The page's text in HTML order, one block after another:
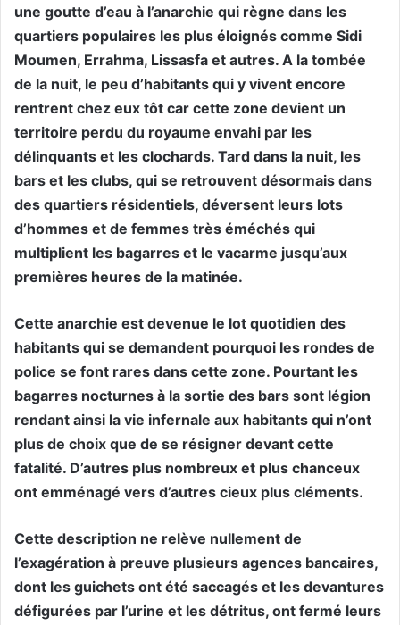
une goutte d’eau à l’anarchie qui règne dans les
quartiers populaires les plus éloignés comme Sidi
Moumen, Errahma, Lissasfa et autres. A la tombée
de la nuit, le peu d’habitants qui y vivent encore
rentrent chez eux tôt car cette zone devient un
territoire perdu du royaume envahi par les
délinquants et les clochards. Tard dans la nuit, les
bars et les clubs, qui se retrouvent désormais dans
des quartiers résidentiels, déversent leurs lots
d’hommes et de femmes très éméchés qui
multiplient les bagarres et le vacarme jusqu’aux
premières heures de la matinée.
Cette anarchie est devenue le lot quotidien des
habitants qui se demandent pourquoi les rondes de
police se font rares dans cette zone. Pourtant les
bagarres nocturnes à la sortie des bars sont légion
rendant ainsi la vie infernale aux habitants qui n’ont
plus de choix que de se résigner devant cette
fatalité. D’autres plus nombreux et plus chanceux
ont emménagé vers d’autres cieux plus cléments.
Cette description ne relève nullement de
l’exagération à preuve plusieurs agences bancaires,
dont les guichets ont été saccagés et les devantures
défigurées par l’urine et les détritus, ont fermé leurs